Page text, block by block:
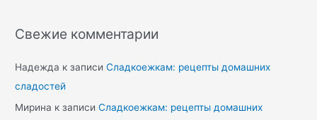
Свежие комментарии
Надежда к записиСладкоежкам: рецепты домашних
сладостей
Мирина к записиСладкоежкам: рецепты домашних